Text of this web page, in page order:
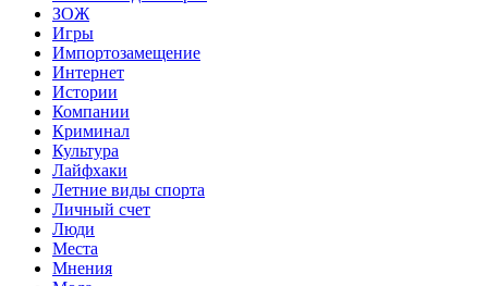
ЗОЖ
Игры
Импортозамещение
Интернет
Истории
Компании
Криминал
Культура
Лайфхаки
Летние виды спорта
Личный счет
Люди
Места
Мнения